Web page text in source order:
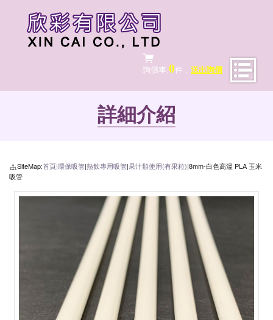
詢價車:0件， 送出詢價
詳細介紹
SiteMap:首頁|環保吸管|熱飲專用吸管|果汁類使用(有果粒)|8mm-白色高溫 PLA 玉米
吸管